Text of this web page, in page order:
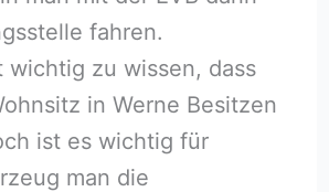
fahren.
wichtig zu wissen, dass
in Werne Besitzen
ist es wichtig für
man die